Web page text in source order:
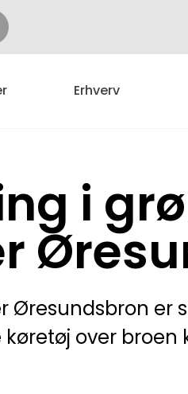
Erhverv
i
Øresundsbron er
over broen